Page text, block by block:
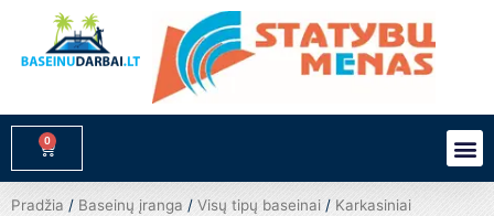
turinio
0
Cart
Pradžia / Baseinų įranga / Visų tipų baseinai / Karkasiniai